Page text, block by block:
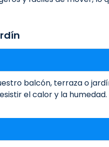
balcón, terraza o
el calor y la